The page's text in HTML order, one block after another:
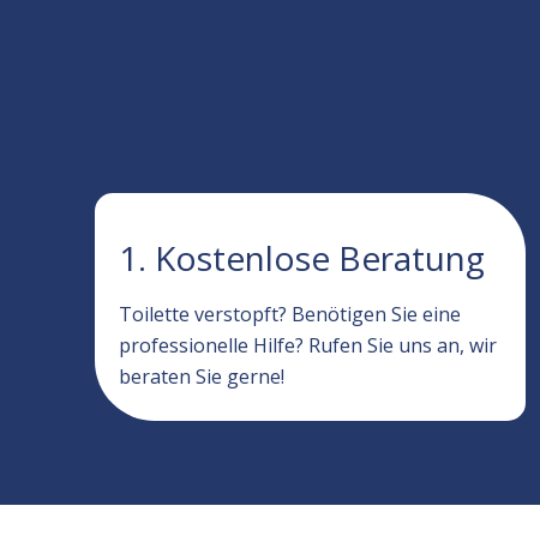
1. Kostenlose Beratung
Toilette verstopft? Benötigen Sie eine
professionelle Hilfe? Rufen Sie uns an, wir
beraten Sie gerne!